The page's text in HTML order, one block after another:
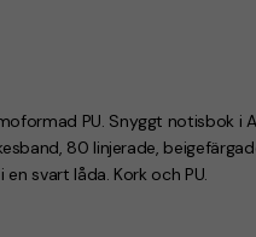
PU. Snyggt notisbok
80 linjerade,
svart låda. Kork och PU.